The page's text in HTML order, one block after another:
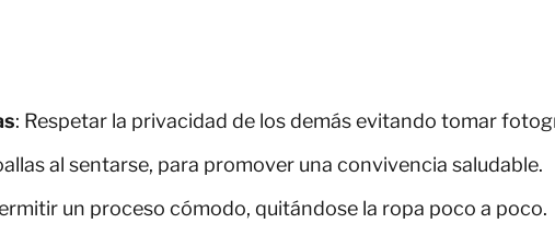
: Respetar la privacidad de los demás evitando tomar
al sentarse, para promover una convivencia saludable.
un proceso cómodo, quitándose la ropa poco a poco.